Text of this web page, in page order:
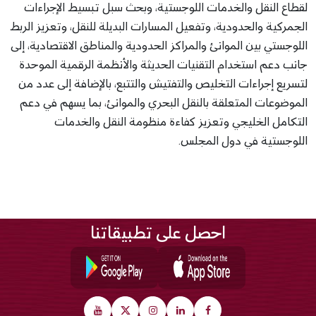
لقطاع النقل والخدمات اللوجستية، وبحث سبل تبسيط الإجراءات
الجمركية والحدودية، وتفعيل المسارات البديلة للنقل، وتعزيز الربط
اللوجستي بين الموانئ والمراكز الحدودية والمناطق الاقتصادية، إلى
جانب دعم استخدام التقنيات الحديثة والأنظمة الرقمية الموحدة
لتسريع إجراءات التخليص والتفتيش والتتبع، بالإضافة إلى عدد من
الموضوعات المتعلقة بالنقل البحري والموانئ، بما يسهم في دعم
التكامل الخليجي وتعزيز كفاءة منظومة النقل والخدمات
اللوجستية في دول المجلس.
احصل على تطبيقاتنا